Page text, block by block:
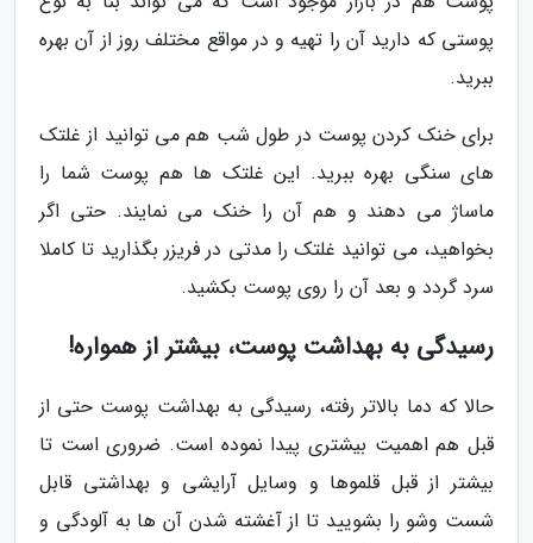
پوستی که دارید آن را تهیه و در مواقع مختلف روز از آن بهره
ببرید.
برای خنک کردن پوست در طول شب هم می توانید از غلتک
های سنگی بهره ببرید. این غلتک ها هم پوست شما را
ماساژ می دهند و هم آن را خنک می نمایند. حتی اگر
بخواهید، می توانید غلتک را مدتی در فریزر بگذارید تا کاملا
سرد گردد و بعد آن را روی پوست بکشید.
رسیدگی به بهداشت پوست، بیشتر از همواره!
حالا که دما بالاتر رفته، رسیدگی به بهداشت پوست حتی از
قبل هم اهمیت بیشتری پیدا نموده است. ضروری است تا
بیشتر از قبل قلموها و وسایل آرایشی و بهداشتی قابل
شست وشو را بشویید تا از آغشته شدن آن ها به آلودگی و